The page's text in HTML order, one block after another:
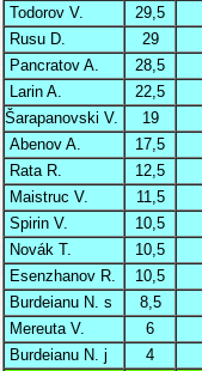
Todorov V.
29,5
Rusu D.
29
Pancratov A.
28,5
Larin A.
22,5
Šarapanovski V.
19
Abenov A.
17,5
Rata R.
12,5
Maistruc V.
11,5
Spirin V.
10,5
Novák T.
10,5
Esenzhanov R.
10,5
Burdeianu N. s
8,5
Mereuta V.
6
Burdeianu N. j
4